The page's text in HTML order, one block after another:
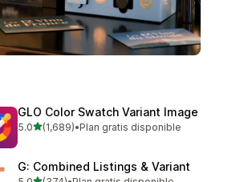
GLO Color Swatch Variant Image
5.0de 5 estrellas
(1,689)
1689 reseñas en total
•Plan gratis disponible
G: Combined Listings & Variant